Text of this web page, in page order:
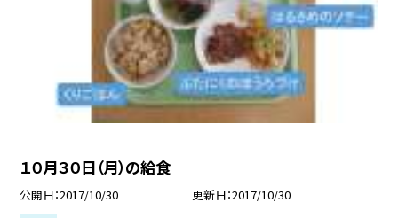
１０月３０日（月）の給食
公開日 2017/10/30 更新日 2017/10/30